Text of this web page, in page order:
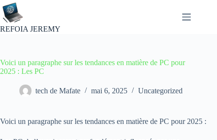
Passer
au
contenu
REFOIA JEREMY
Voici un paragraphe sur les tendances en matière de PC pour
2025 : Les PC
tech de Mafate mai 6, 2025 Uncategorized
Voici un paragraphe sur les tendances en matière de PC pour 2025 :